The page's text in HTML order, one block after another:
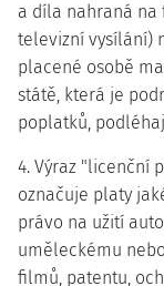
a díla nahraná na
televizní vysílání)
placené osobě
státě, která je
poplatků,
4. Výraz "licenční
označuje platy
právo na užití
uměleckému
filmů, patentu,